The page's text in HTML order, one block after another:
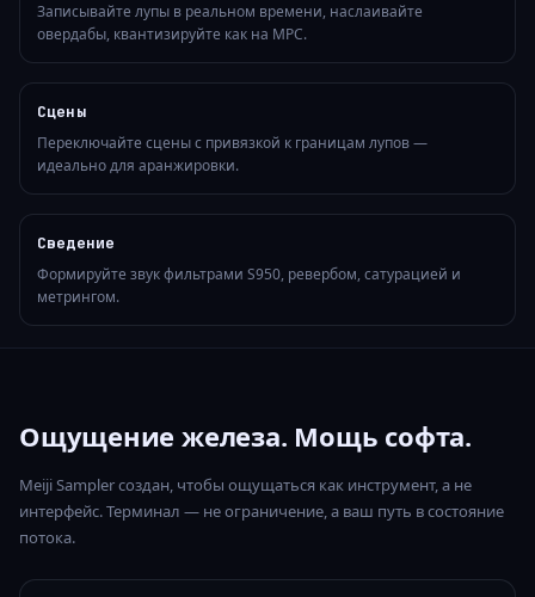
Записывайте лупы в реальном времени, наслаивайте
овердабы, квантизируйте как на MPC.
Сцены
Переключайте сцены с привязкой к границам лупов —
идеально для аранжировки.
Сведение
Формируйте звук фильтрами S950, ревербом, сатурацией и
метрингом.
Ощущение железа. Мощь софта.
Meiji Sampler создан, чтобы ощущаться как инструмент, а не
интерфейс. Терминал — не ограничение, а ваш путь в состояние
потока.